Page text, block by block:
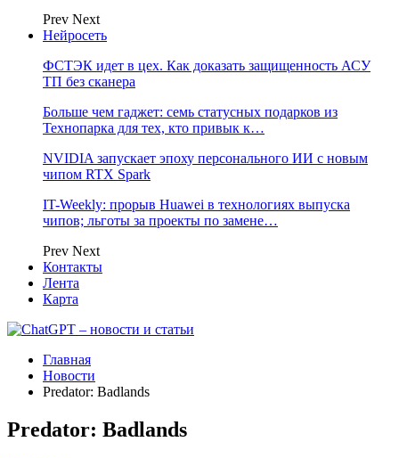
Prev Next
Нейросеть
ФСТЭК идет в цех. Как доказать защищенность АСУ
ТП без сканера
Больше чем гаджет: семь статусных подарков из
Технопарка для тех, кто привык к…
NVIDIA запускает эпоху персонального ИИ с новым
чипом RTX Spark
IT-Weekly: прорыв Huawei в технологиях выпуска
чипов; льготы за проекты по замене…
Prev Next
Контакты
Лента
Карта
Главная
Новости
Predator: Badlands
Predator: Badlands